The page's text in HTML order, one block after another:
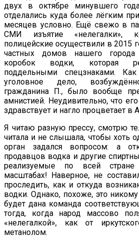
двух в октябре минувшего
отделались куда более лёгким
месяцев условно. Ещё свежо в
СМИ изъятие «нелегалки»,
полицейские осуществили в 2015
частных домов нашего
коробок водки, которая
поддельными спецзнаками.
уголовное дело,
гражданина П., было вообще
амнистией. Неудивительно, что
здравствует и нагло процветает в
Я читаю разную прессу, смотрю
читала и не слышала, чтобы хоть
орган задался вопросом: а
продавцов водка и другие
реализуемые по всей
масштабах! Наверное, не
проследить, как и откуда
водки. Однако, похоже, это
будет дана команда
тогда, когда народ массово
«нелегалкой», как от
метанолом.